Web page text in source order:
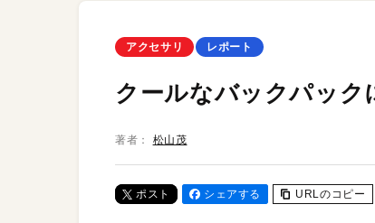
アクセサリ レポート
クールなバックパック
著者： 松山茂
ポスト シェアする URLのコピー